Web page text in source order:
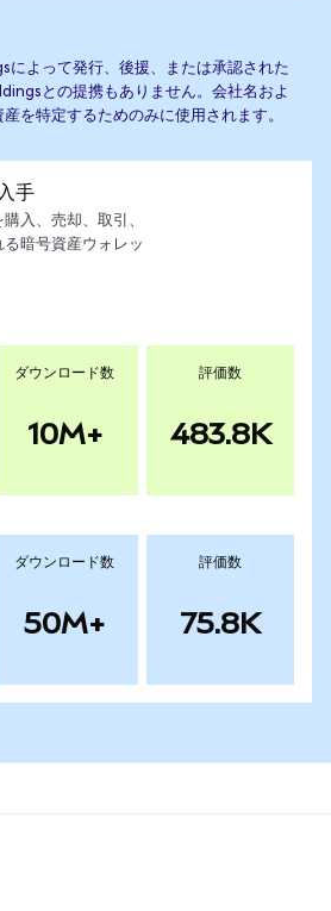
によって発行、後援、または承認された
との提携もありません。会社名およ
を特定するためのみに使用されます。
手
入、売却、取引、
暗号資産ウォレッ
ダウンロード数
10M+
評価数
483.8K
ダウンロード数
50M+
評価数
75.8K